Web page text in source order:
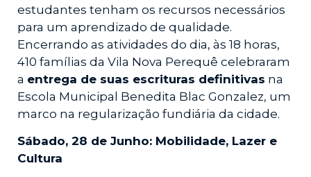
estudantes tenham os recursos necessários
para um aprendizado de qualidade.
Encerrando as atividades do dia, às 18 horas,
410 famílias da Vila Nova Perequê celebraram
a entrega de suas escrituras definitivas na
Escola Municipal Benedita Blac Gonzalez, um
marco na regularização fundiária da cidade.
Sábado, 28 de Junho: Mobilidade, Lazer e
Cultura